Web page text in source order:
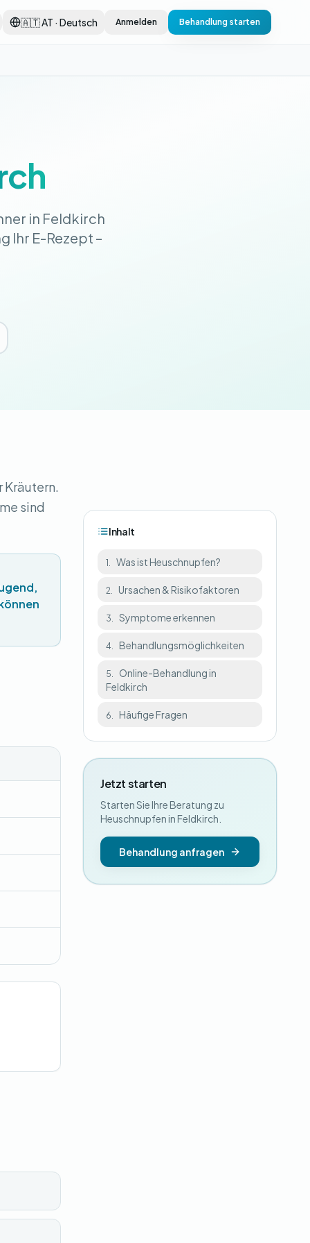
🇦🇹 AT · Deutsch Anmelden Behandlung starten
in Feldkirch
Ihr E-Rezept –
Kräutern.
sind
Inhalt
1. Was ist Heuschnupfen?
2. Ursachen & Risikofaktoren
3. Symptome erkennen
4. Behandlungsmöglichkeiten
5.
Online-Behandlung in
Feldkirch
6. Häufige Fragen
Jetzt starten
Starten Sie Ihre Beratung zu
Heuschnupfen in Feldkirch.
Behandlung anfragen